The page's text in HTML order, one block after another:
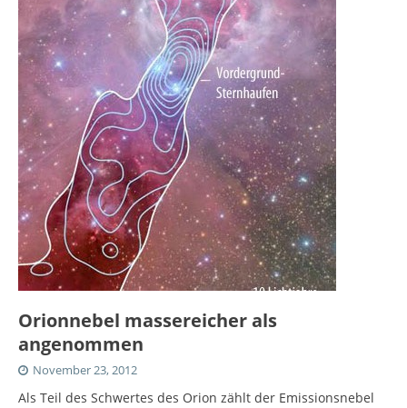
Orionnebel massereicher als
angenommen
November 23, 2012
Als Teil des Schwertes des Orion zählt der Emissionsnebel